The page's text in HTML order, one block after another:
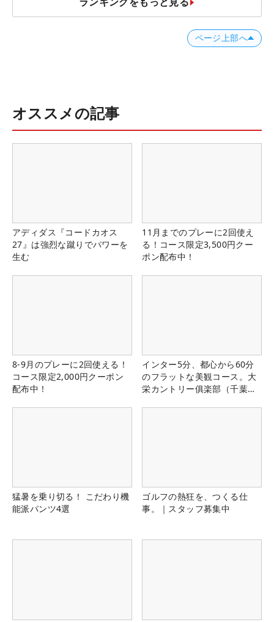
ページ上部へ
オススメの記事
アディダス『コードカオス
27』は強烈な蹴りでパワーを
生む
11月までのプレーに2回使え
る！コース限定3,500円クー
ポン配布中！
8-9月のプレーに2回使える！
コース限定2,000円クーポン
配布中！
インター5分、都心から60分
のフラットな美観コース。大
栄カントリー俱楽部（千葉
猛暑を乗り切る！ こだわり機
能派パンツ4選
ゴルフの熱狂を、つくる仕
事。｜スタッフ募集中